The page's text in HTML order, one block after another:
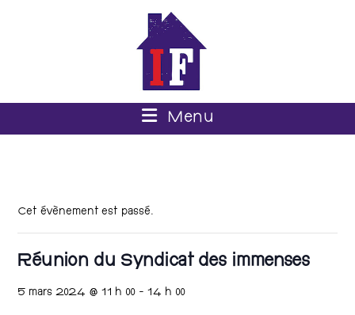
Menu
Cet évènement est passé.
Réunion du Syndicat des immenses
5 mars 2024 @ 11 h 00 -14 h 00